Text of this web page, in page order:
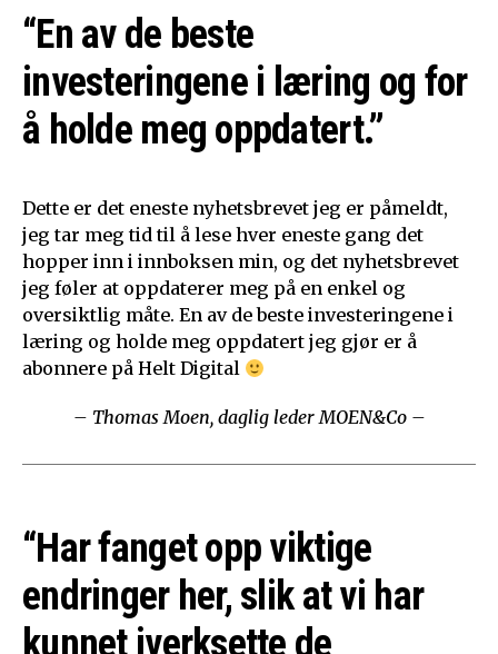
“En av de beste
investeringene i læring og for
å holde meg oppdatert.”
Dette er det eneste nyhetsbrevet jeg er påmeldt,
jeg tar meg tid til å lese hver eneste gang det
hopper inn i innboksen min, og det nyhetsbrevet
jeg føler at oppdaterer meg på en enkel og
oversiktlig måte. En av de beste investeringene i
læring og holde meg oppdatert jeg gjør er å
abonnere på Helt Digital
– Thomas Moen, daglig leder MOEN&Co –
“Har fanget opp viktige
endringer her, slik at vi har
kunnet iverksette de